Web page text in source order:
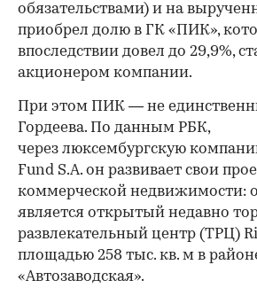
обязательствами) и на
приобрел долю в ГК «ПИК»,
впоследствии довел до 29,9%,
акционером компании.
При этом ПИК — не
Гордеева. По данным РБК,
через люксембургскую
Fund S.A. он развивает свои
коммерческой недвижимости:
является открытый недавно
развлекательный центр (ТРЦ)
площадью 258 тыс. кв. м в
«Автозаводская».